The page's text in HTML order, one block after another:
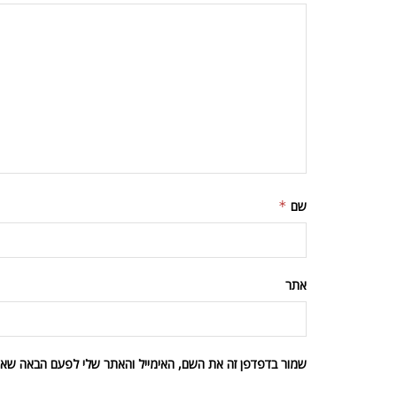
שם *
אתר
שמור בדפדפן זה את השם, האימייל והאתר שלי לפעם הבאה